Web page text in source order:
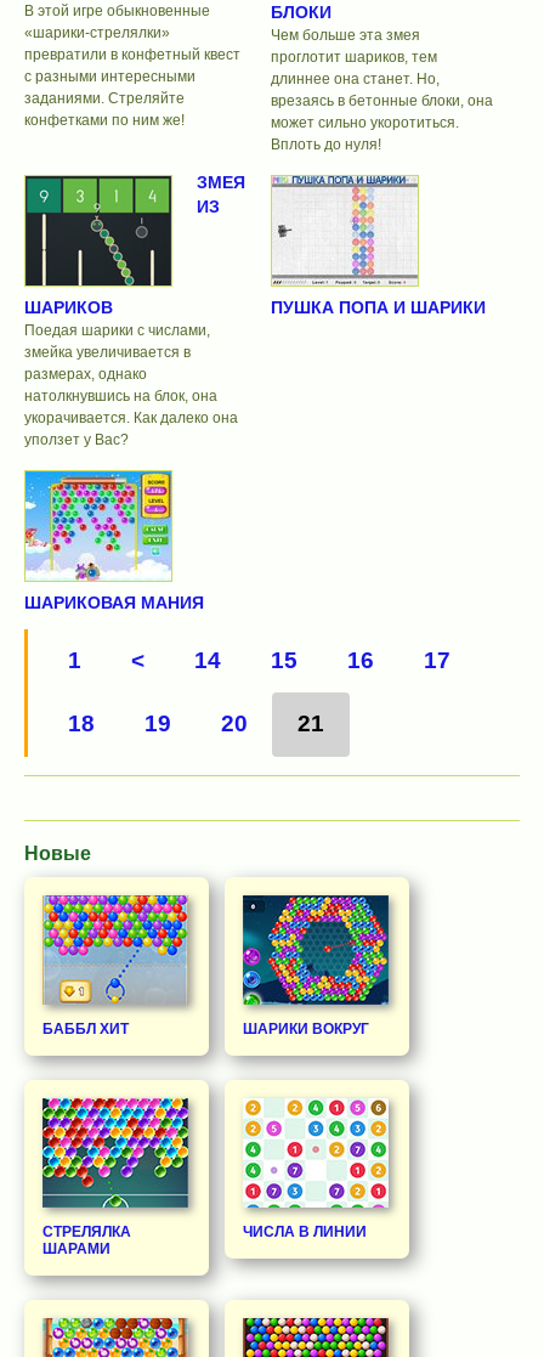
В этой игре обыкновенные
«шарики-стрелялки»
превратили в конфетный квест
с разными интересными
заданиями. Стреляйте
конфетками по ним же!
БЛОКИ
Чем больше эта змея
проглотит шариков, тем
длиннее она станет. Но,
врезаясь в бетонные блоки, она
может сильно укоротиться.
Вплоть до нуля!
ЗМЕЯ
ИЗ
ШАРИКОВ
Поедая шарики с числами,
змейка увеличивается в
размерах, однако
натолкнувшись на блок, она
укорачивается. Как далеко она
уползет у Вас?
ПУШКА ПОПА И ШАРИКИ
ШАРИКОВАЯ МАНИЯ
1 < 14 15 16 17
18 19 20 21
Новые
БАББЛ ХИТ ШАРИКИ ВОКРУГ
СТРЕЛЯЛКА
ШАРАМИ
ЧИСЛА В ЛИНИИ